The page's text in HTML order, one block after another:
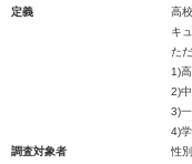
定義
高
キ
た
1)
2)
3)
4)
調査対象者
性